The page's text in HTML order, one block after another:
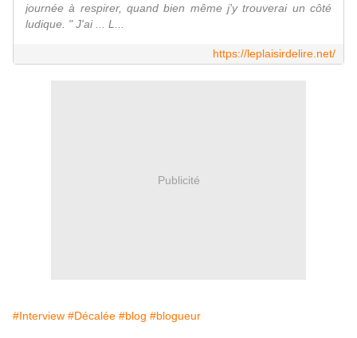
journée à respirer, quand bien même j'y trouverai un côté
ludique. " J'ai ... L...
https://leplaisirdelire.net/
Publicité
#Interview #Décalée #blog #blogueur